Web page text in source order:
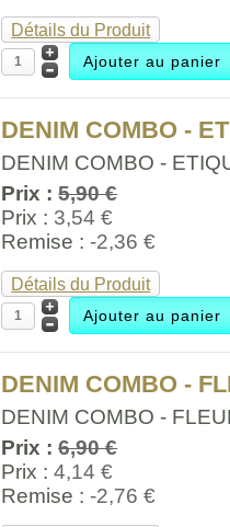
Détails du Produit
DENIM COMBO -
DENIM COMBO -
Prix :5,90 €
Prix : 3,54 €
Remise :-2,36 €
Détails du Produit
DENIM COMBO -
DENIM COMBO -
Prix :6,90 €
Prix :4,14 €
Remise :-2,76 €